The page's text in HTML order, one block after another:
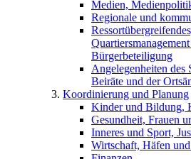
Medien,
Regionale und
Bürgerbeteiligung
Angelegenheiten des
Beiräte und der
Koordinierung und Planung
Kinder und Bildung,
Gesundheit, Frauen
Inneres und Sport,
Wirtschaft, Häfen